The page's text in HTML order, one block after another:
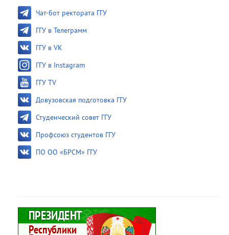
Чат-бот ректората ГГУ
ГГУ в Телеграмм
ГГУ в VK
ГГУ в Instagram
ГГУ TV
Довузовская подготовка ГГУ
Студенческий совет ГГУ
Профсоюз студентов ГГУ
ПО ОО «БРСМ» ГГУ